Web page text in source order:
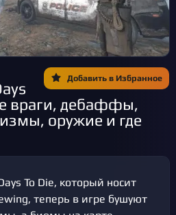
Добавить в Избранное
враги, дебаффы,
оружие и где
To Die, который носит
теперь в игре бушуют